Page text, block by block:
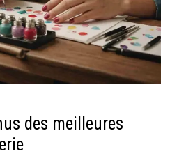
des meilleures